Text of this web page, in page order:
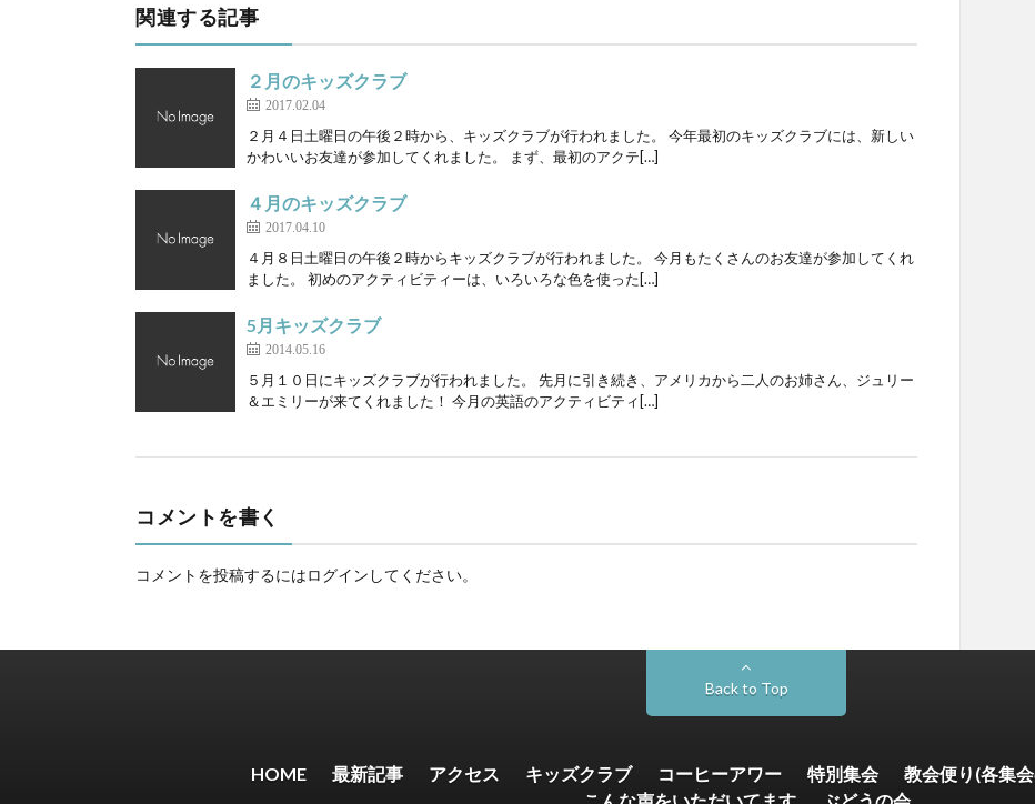
関連する記事
２月のキッズクラブ
2017.02.04
２月４日土曜日の午後２時から、キッズクラブが行われました。 今年最初のキッズクラブには、新しい
かわいいお友達が参加してくれました。 まず、最初のアクテ[…]
４月のキッズクラブ
2017.04.10
４月８日土曜日の午後２時からキッズクラブが行われました。 今月もたくさんのお友達が参加してくれ
ました。 初めのアクティビティーは、いろいろな色を使った[…]
5月キッズクラブ
2014.05.16
５月１０日にキッズクラブが行われました。 先月に引き続き、アメリカから二人のお姉さん、ジュリー
＆エミリーが来てくれました！ 今月の英語のアクティビティ[…]
コメントを書く
コメントを投稿するにはログイン してください。
Back to Top
HOME 最新記事 アクセス キッズクラブ コーヒーアワー 特別集会 教会便り(各集